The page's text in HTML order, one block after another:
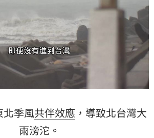
季風共伴效應 ，導致北台灣大
雨滂沱。